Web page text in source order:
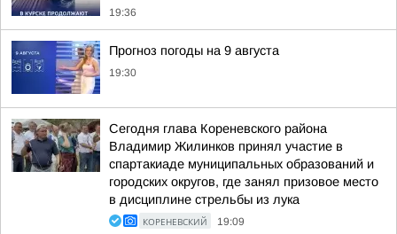
19:36
Прогноз погоды на 9 августа
19:30
Сегодня глава Кореневского района
Владимир Жилинков принял участие в
спартакиаде муниципальных образований и
городских округов, где занял призовое место
в дисциплине стрельбы из лука
КОРЕНЕВСКИЙ 19:09